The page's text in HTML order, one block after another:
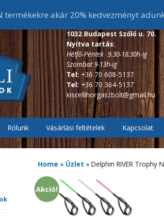
1032 Budapest Szőlő u. 70.
Nyitva tartás:
Hétfő-Péntek 9.30-18.30h-ig
Szombat 9-13h-ig
Tel:+36 70 608-5137
Tel: +36 70 364-5137
kiscellihorgaszbolt@gmail.hu
Bojlis, Pontyozó, Surf
2.7m és 3 m-
3,9 m-s bojlis
Feeder, Picker botok
3,6 m-s feeder
Harcsázó botok
orsók
Harcifékes, Hátsófékes
Cipők, Bakancsok,
Gumicsizma,
mellescsizma,
Rólunk Vásárlási feltételek Kapcsolat
Home » Üzlet »Delphin RIVER Trophy
Akció!
termékekre akár 20% kedvezményt